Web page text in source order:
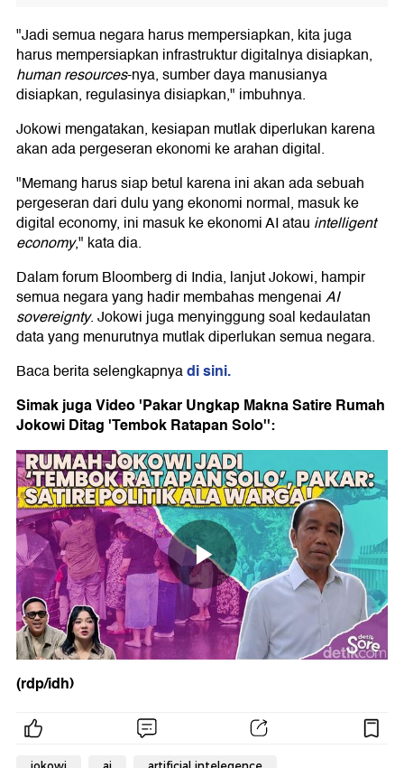
"Jadi semua negara harus mempersiapkan, kita juga
harus mempersiapkan infrastruktur digitalnya disiapkan,
human resources-nya, sumber daya manusianya
disiapkan, regulasinya disiapkan," imbuhnya.
Jokowi mengatakan, kesiapan mutlak diperlukan karena
akan ada pergeseran ekonomi ke arahan digital.
"Memang harus siap betul karena ini akan ada sebuah
pergeseran dari dulu yang ekonomi normal, masuk ke
digital economy, ini masuk ke ekonomi AI atau intelligent
economy," kata dia.
Dalam forum Bloomberg di India, lanjut Jokowi, hampir
semua negara yang hadir membahas mengenaiAI
sovereignty. Jokowi juga menyinggung soal kedaulatan
data yang menurutnya mutlak diperlukan semua negara.
Baca berita selengkapnyadi sini.
Simak juga Video 'Pakar Ungkap Makna Satire Rumah
Jokowi Ditag 'Tembok Ratapan Solo'':
(rdp/idh)